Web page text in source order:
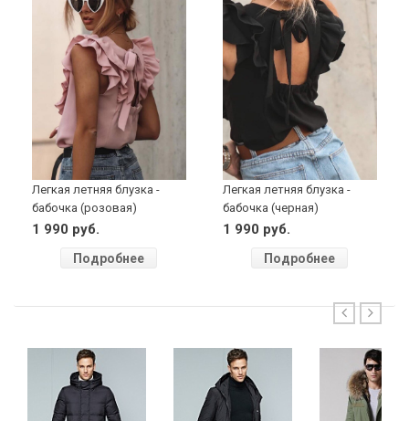
Легкая летняя блузка -
бабочка (розовая)
1 990 руб.
Подробнее
Легкая летняя блузка -
бабочка (черная)
1 990 руб.
Подробнее